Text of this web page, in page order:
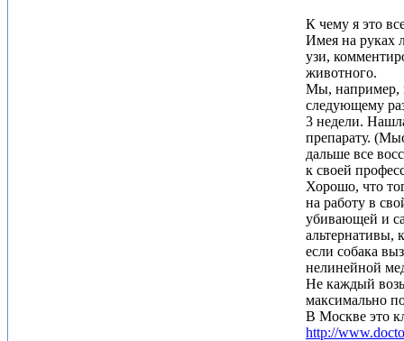
К чему я это
Имея на руках
узи,
животного.
Мы, например,
следующему
3 недели.
препарату.
дальше все
к своей
Хорошо, что
на работу в
убивающей и
альтернативы,
если собака
нелинейной
Не каждый
максимально
В Москве это
http://